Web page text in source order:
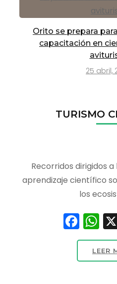
Orito se prepara
capacitación en
25 abril,
TURISMO
Recorridos dirigidos
aprendizaje científico
los
LEER